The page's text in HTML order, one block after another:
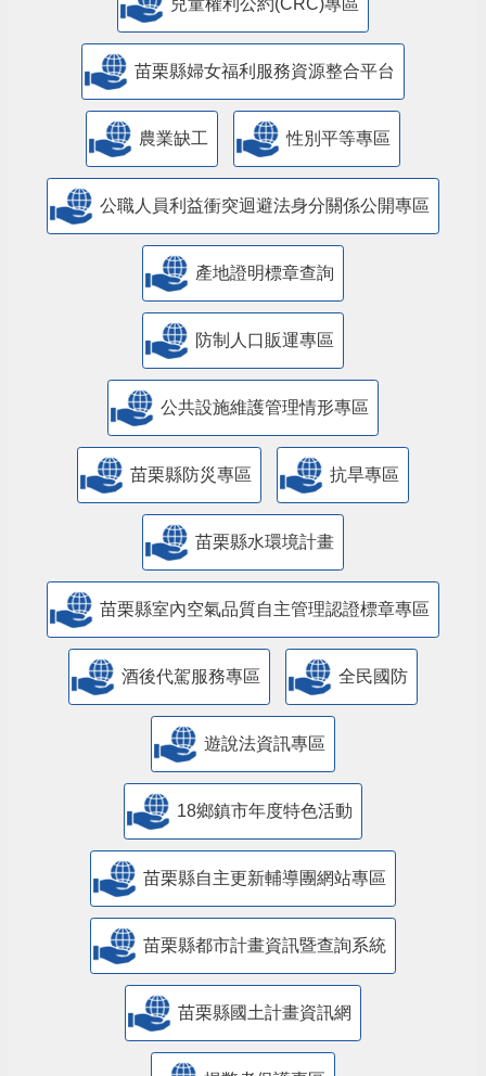
兒童權利公約(CRC)專區
苗栗縣婦女福利服務資源整合平台
農業缺工 性別平等專區
公職人員利益衝突迴避法身分關係公開專區
產地證明標章查詢
防制人口販運專區
​公共設施維護管理情形專區
苗栗縣防災專區 抗旱專區
苗栗縣水環境計畫
苗栗縣室內空氣品質自主管理認證標章專區
酒後代駕服務專區 全民國防
遊說法資訊專區
18鄉鎮市年度特色活動
苗栗縣自主更新輔導團網站專區
苗栗縣都市計畫資訊暨查詢系統
苗栗縣國土計畫資訊網